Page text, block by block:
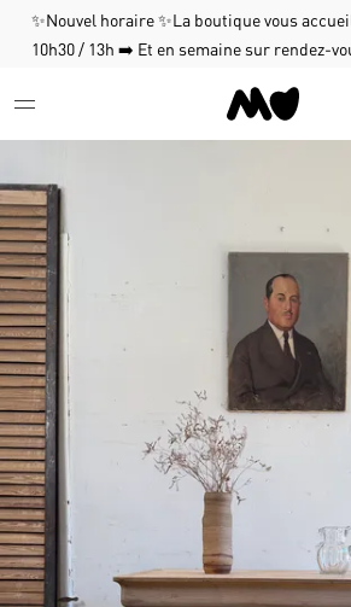
✨Nouvel horaire ✨La boutique vous
10h30 / 13h ➡️ Et en semaine sur rendez-